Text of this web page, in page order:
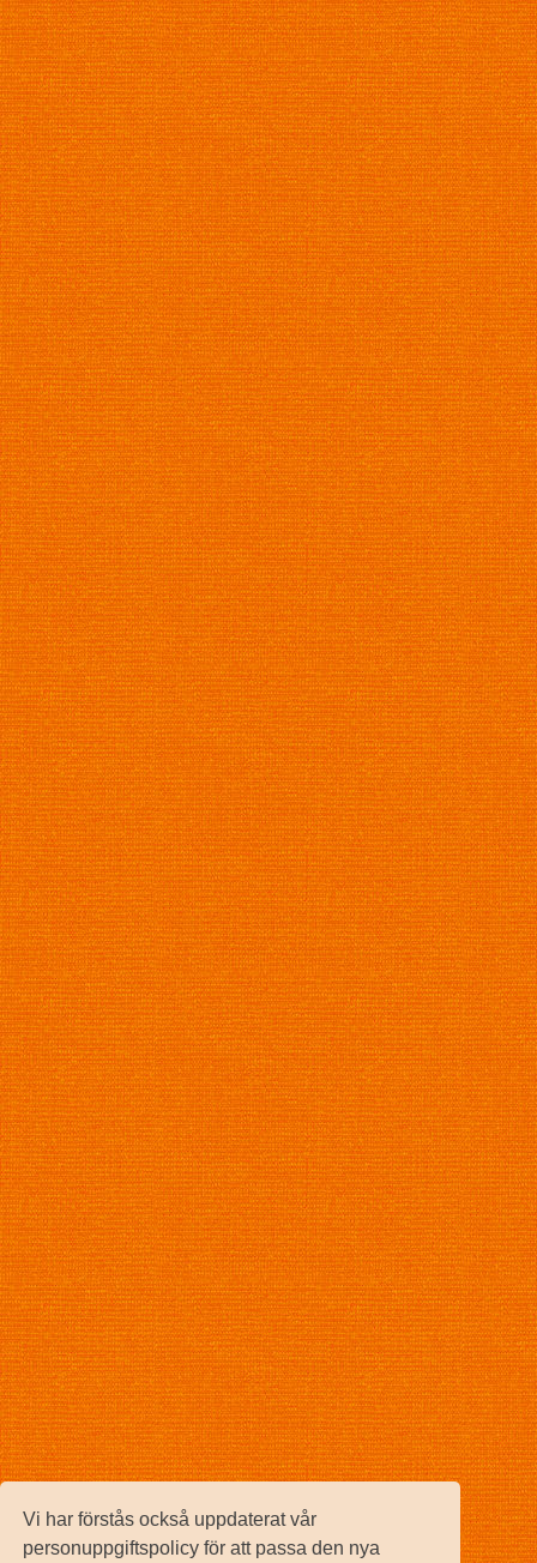
Vi har förstås också uppdaterat vår
personuppgiftspolicy för att passa den nya